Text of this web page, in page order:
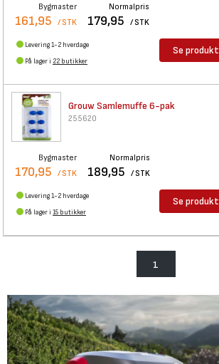
Bygmaster
161,95 / STK
Normalpris
179,95 / STK
Levering 1-2 hverdage
På lager i 22 butikker
Se produkt
Grouw Samlemuffe 6-pak
255620
Bygmaster
170,95 / STK
Normalpris
189,95 / STK
Levering 1-2 hverdage
På lager i 15 butikker
Se produkt
1